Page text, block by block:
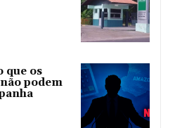
que os
podem